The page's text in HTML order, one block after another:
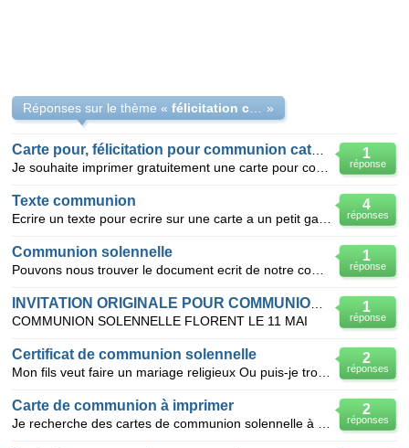
Réponses sur le thème « »
1
réponse
4
réponses
Texte communion
1
réponse
Communion solennelle
1
réponse
COMMUNION SOLENNELLE FLORENT LE 11 MAI
2
réponses
Certificat de communion solennelle
2
réponses
Carte de communion à imprimer